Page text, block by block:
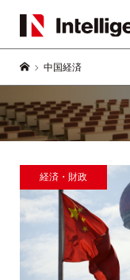
中国経済
経済・財政